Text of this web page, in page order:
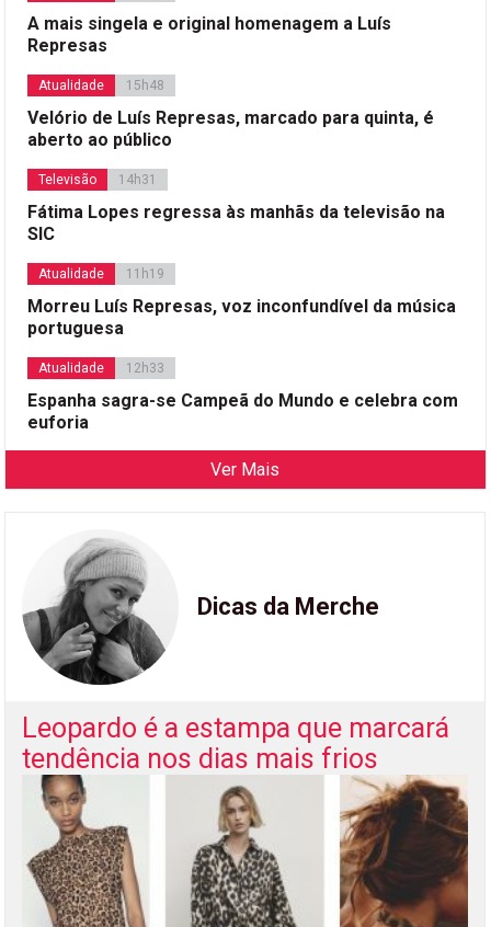
A mais singela e original homenagem a Luís
Represas
Atualidade 15h48
Velório de Luís Represas, marcado para quinta, é
aberto ao público
Televisão 14h31
Fátima Lopes regressa às manhãs da televisão na
SIC
Atualidade 11h19
Morreu Luís Represas, voz inconfundível da música
portuguesa
Atualidade 12h33
Espanha sagra-se Campeã do Mundo e celebra com
euforia
Ver Mais
Dicas da Merche
Leopardo é a estampa que marcará
tendência nos dias mais frios